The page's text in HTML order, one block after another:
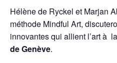
Hélène de Ryckel et Marjan
méthode Mindful Art,
innovantes qui allient l’art à
de Genève.